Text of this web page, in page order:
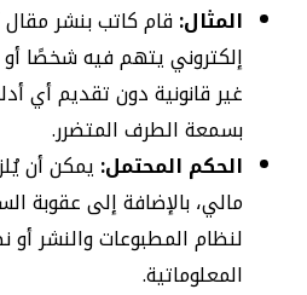
المثال:قام كاتب بنشر
إلكتروني يتهم فيه شخصًا
غير قانونية دون تقديم أي
بسمعة الطرف المتضرر.
الحكم المحتمل: يمكن أن
مالي، بالإضافة إلى عقوبة
لنظام المطبوعات والنشر أو
المعلوماتية.